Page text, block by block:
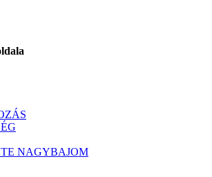
NAGYBAJOM